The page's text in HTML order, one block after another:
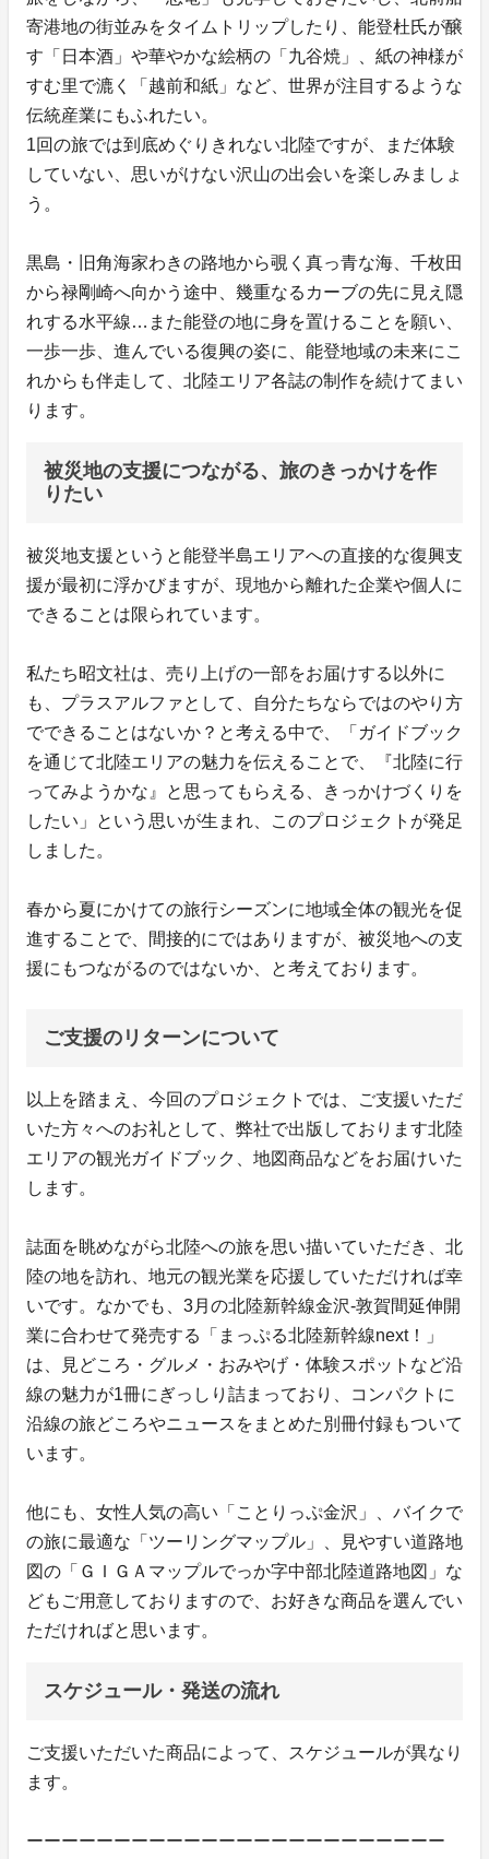
寄港地の街並みをタイムトリップしたり、能登杜氏が醸
す「日本酒」や華やかな絵柄の「九谷焼」、紙の神様が
すむ里で漉く「越前和紙」など、世界が注目するような
伝統産業にもふれたい。
1回の旅では到底めぐりきれない北陸ですが、まだ体験
していない、思いがけない沢山の出会いを楽しみましょ
う。
黒島・旧角海家わきの路地から覗く真っ青な海、千枚田
から禄剛崎へ向かう途中、幾重なるカーブの先に見え隠
れする水平線…また能登の地に身を置けることを願い、
一歩一歩、進んでいる復興の姿に、能登地域の未来にこ
れからも伴走して、北陸エリア各誌の制作を続けてまい
ります。
被災地の支援につながる、旅のきっかけを作
りたい
被災地支援というと能登半島エリアへの直接的な復興支
援が最初に浮かびますが、現地から離れた企業や個人に
できることは限られています。
私たち昭文社は、売り上げの一部をお届けする以外に
も、プラスアルファとして、自分たちならではのやり方
でできることはないか？と考える中で、「ガイドブック
を通じて北陸エリアの魅力を伝えることで、『北陸に行
ってみようかな』と思ってもらえる、きっかけづくりを
したい」という思いが生まれ、このプロジェクトが発足
しました。
春から夏にかけての旅行シーズンに地域全体の観光を促
進することで、間接的にではありますが、被災地への支
援にもつながるのではないか、と考えております。
ご支援のリターンについて
以上を踏まえ、今回のプロジェクトでは、ご支援いただ
いた方々へのお礼として、弊社で出版しております北陸
エリアの観光ガイドブック、地図商品などをお届けいた
します。
誌面を眺めながら北陸への旅を思い描いていただき、北
陸の地を訪れ、地元の観光業を応援していただければ幸
いです。なかでも、3月の北陸新幹線金沢-敦賀間延伸開
業に合わせて発売する「まっぷる北陸新幹線next！」
は、見どころ・グルメ・おみやげ・体験スポットなど沿
線の魅力が1冊にぎっしり詰まっており、コンパクトに
沿線の旅どころやニュースをまとめた別冊付録もついて
います。
他にも、女性人気の高い「ことりっぷ金沢」、バイクで
の旅に最適な「ツーリングマップル」、見やすい道路地
図の「ＧＩＧＡマップルでっか字中部北陸道路地図」な
どもご用意しておりますので、お好きな商品を選んでい
ただければと思います。
スケジュール・発送の流れ
ご支援いただいた商品によって、スケジュールが異なり
ます。
ーーーーーーーーーーーーーーーーーーーーーーーー